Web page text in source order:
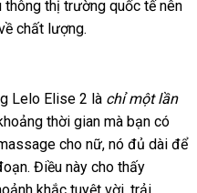
trả
thông thị trường quốc tế nên
chất lượng.
Lelo Elise 2 là chỉ một lần
thời gian phân
phối
mà bạn ở
đâu
có
cho nữÚc
, nó đủ dài có
để
nhập
. Điều này cho thấy